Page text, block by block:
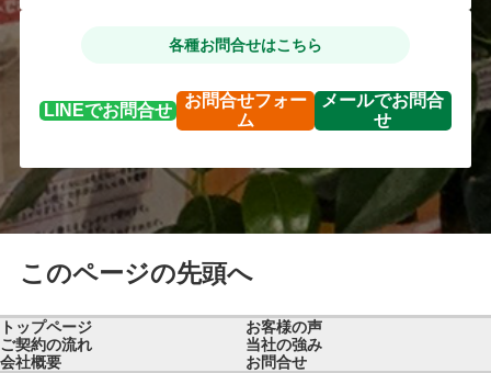
各種お問合せはこちら
LINEでお問合せ
お問合せフォー
ム
メールでお問合
せ
このページの先頭へ
トップページ
お客様の声
ご契約の流れ
当社の強み
会社概要
お問合せ